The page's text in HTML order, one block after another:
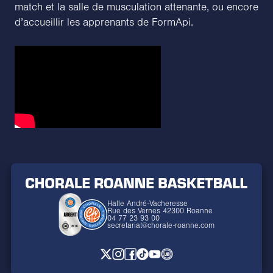
match et la salle de musculation attenante, ou encore
d’accueillir les apprenants de FormApi.
Halle André-Vacheresse
Rue des Vernes 42300 Roanne
04 77 23 93 00
secretariat@chorale-roanne.com